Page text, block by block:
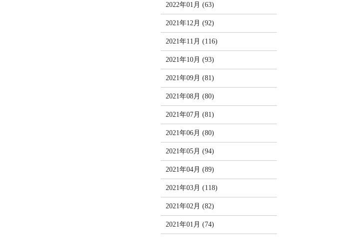
2022年01月 (63)
2021年12月 (92)
2021年11月 (116)
2021年10月 (93)
2021年09月 (81)
2021年08月 (80)
2021年07月 (81)
2021年06月 (80)
2021年05月 (94)
2021年04月 (89)
2021年03月 (118)
2021年02月 (82)
2021年01月 (74)